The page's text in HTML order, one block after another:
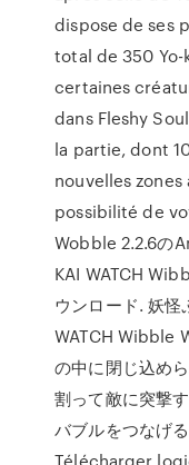
dispose de ses
total de 350
certaines
dans Fleshy
la partie, dont
nouvelles zones
possibilité de
Wobble 2.2.6の
KAI WATCH
ウンロード. 妖怪
WATCH Wibble
の中に閉じ込め
割って敵に突撃
バブルをつなげ
Télécharger